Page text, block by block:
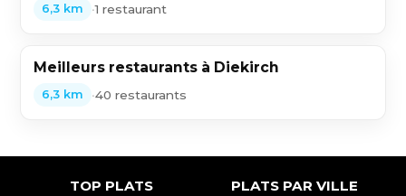
6,3 km •1 restaurant
Meilleurs restaurants à Diekirch
6,3 km •40 restaurants
TOP PLATS PLATS PAR VILLE